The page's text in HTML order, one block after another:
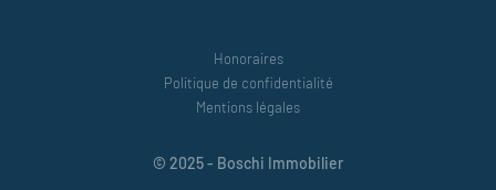
Honoraires
Politique de confidentialité
Mentions légales
© 2025 - Boschi Immobilier